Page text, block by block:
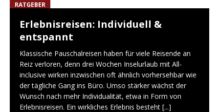
RATGEBER
Erlebnisreisen: Individuell &
entspannt
Klassische Pauschalreisen haben für viele Reisende an
Reiz verloren, denn drei Wochen Inselurlaub mit All-
inclusive wirken inzwischen oft ähnlich vorhersehbar wie
der tägliche Gang ins Büro. Umso stärker wächst der
Wunsch nach mehr Individualität, etwa in Form von
Erlebnisreisen. Ein wirkliches Erlebnis besteht [...]